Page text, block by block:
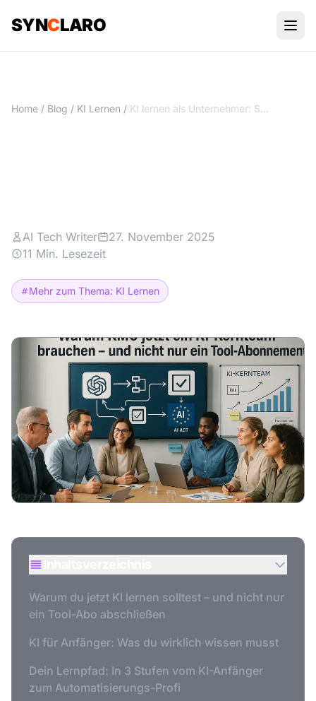
SYNCLARO
Home / Blog / KI Lernen / KI lernen als Unternehmer: So baust du echte KI-Kompetenz auf
AI Tech Writer
27. November 2025
11 Min. Lesezeit
Mehr zum Thema: KI Lernen
Warum du jetzt KI lernen solltest – und nicht nur
ein Tool-Abo abschließen
KI für Anfänger: Was du wirklich wissen musst
Dein Lernpfad: In 3 Stufen vom KI-Anfänger
zum Automatisierungs-Profi